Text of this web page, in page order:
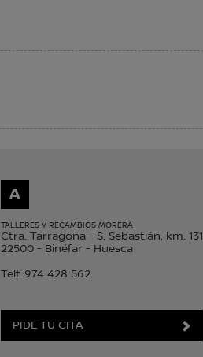
A
TALLERES Y RECAMBIOS MORERA
Ctra. Tarragona - S. Sebastián, km. 131
22500 - Binéfar - Huesca
Telf. 974 428 562
PIDE TU CITA